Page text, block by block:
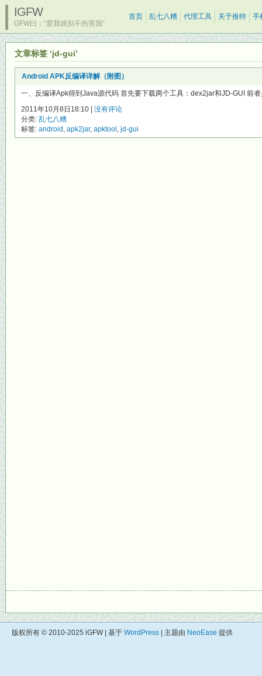
IGFW
GFW曰：“爱我就别不伤害我”
首页 乱七八糟 代理工具 关于推特 手
文章标签 ‘jd-gui’
Android APK反编译详解（附图）
一、反编译Apk得到Java源代码 首先要下载两个工具：dex2jar和JD-GUI 前
2011年10月8日18:10 | 没有评论
分类: 乱七八糟
标签: android , apk2jar, apktool , jd-gui
版权所有 © 2010-2025 iGFW | 基于 WordPress | 主题由 NeoEase 提供